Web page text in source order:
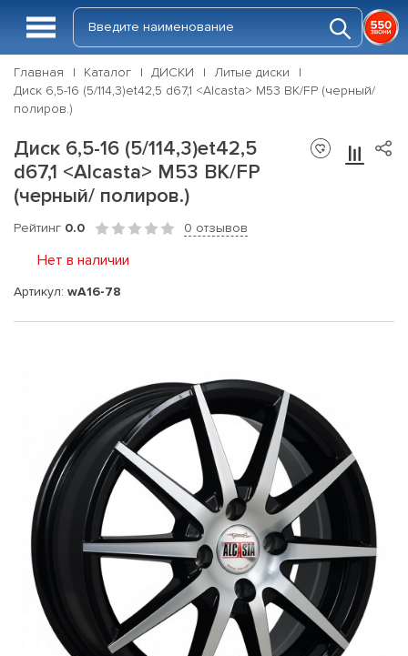
Главная Каталог ДИСКИ
Литые диски
Диск 6,5-16 (5/114,3)et42,5 d67,1 <Alcasta> M53 BK/FP (черный/
полиров.)
Диск 6,5-16 (5/114,3)et42,5
d67,1 <Alcasta> M53 BK/FP
(черный/ полиров.)
Рейтинг 0.0 0 отзывов
Нет в наличии
Артикул: wA16-78